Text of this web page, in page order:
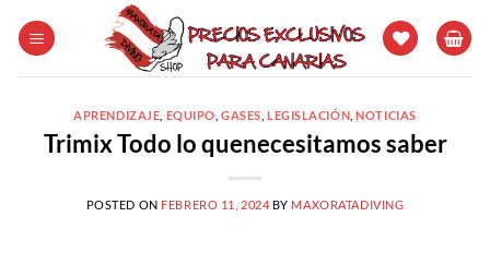
APRENDIZAJE EQUIPO ,GASES LEGISLACIÓN ,NOTICIAS
Trimix Todo lo quenecesitamos saber
POSTED ON FEBRERO 11, 2024 BY MAXORATADIVING